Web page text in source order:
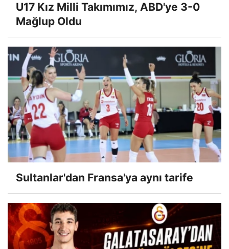
U17 Kız Milli Takımımız, ABD'ye 3-0
Mağlup Oldu
Sultanlar'dan Fransa'ya aynı tarife